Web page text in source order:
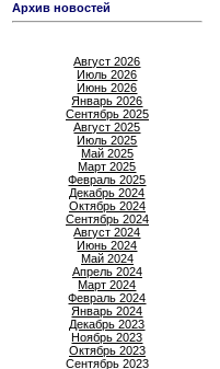
Архив новостей
Август 2026
Июль 2026
Июнь 2026
Январь 2026
Сентябрь 2025
Август 2025
Июль 2025
Май 2025
Март 2025
Февраль 2025
Декабрь 2024
Октябрь 2024
Сентябрь 2024
Август 2024
Июнь 2024
Май 2024
Апрель 2024
Март 2024
Февраль 2024
Январь 2024
Декабрь 2023
Ноябрь 2023
Октябрь 2023
Сентябрь 2023